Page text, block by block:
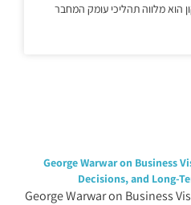
George Warwar on Business
Decisions, and Long-
George Warwar on Business
מלווה תהליכי עומק המחבר